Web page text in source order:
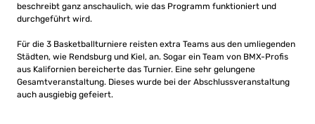
beschreibt ganz anschaulich, wie das Programm funktioniert und
durchgeführt wird.
Für die 3 Basketballturniere reisten extra Teams aus den umliegenden
Städten, wie Rendsburg und Kiel, an. Sogar ein Team von BMX-Profis
aus Kalifornien bereicherte das Turnier. Eine sehr gelungene
Gesamtveranstaltung. Dieses wurde bei der Abschlussveranstaltung
auch ausgiebig gefeiert.